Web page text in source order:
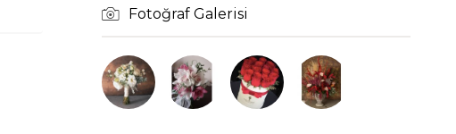
Fotoğraf Galerisi